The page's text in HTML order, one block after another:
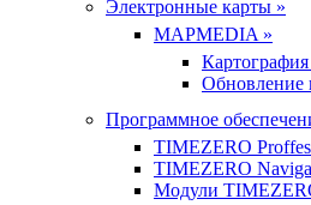
Электронные карты »
MAPMEDIA »
Обновление
Программное
TIMEZERO
TIMEZERO
Модули